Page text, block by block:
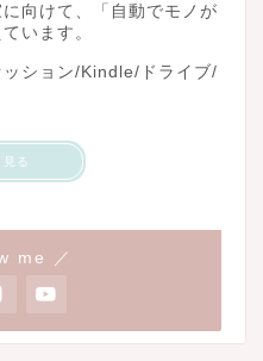
向けて、「自動でモノが
います。
ション/Kindle/ドライブ/
見る
me ／